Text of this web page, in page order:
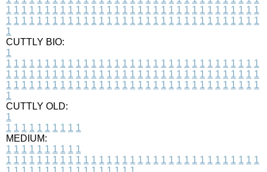
1 1 1 1 1 1 1 1 1 1 1 1 1 1 1 1 1 1 1 1 1 1 1 1 1 1 1 1 1 1 1 1 1
1 1 1 1 1 1 1 1 1 1 1 1 1 1 1 1 1 1 1 1 1 1 1 1 1 1 1 1 1 1 1 1 1
1
CUTTLY BIO:
1
1 1 1 1 1 1 1 1 1 1 1 1 1 1 1 1 1 1 1 1 1 1 1 1 1 1 1 1 1 1 1 1 1
1 1 1 1 1 1 1 1 1 1 1 1 1 1 1 1 1 1 1 1 1 1 1 1 1 1 1 1 1 1 1 1 1
1 1 1 1 1 1 1 1 1 1 1 1 1 1 1 1 1 1 1 1 1 1 1 1 1 1 1 1 1 1 1 1 1
1
CUTTLY OLD:
1
1 1 1 1 1 1 1 1 1 1
MEDIUM:
1 1 1 1 1 1 1 1 1 1
1 1 1 1 1 1 1 1 1 1 1 1 1 1 1 1 1 1 1 1 1 1 1 1 1 1 1 1 1 1 1 1 1